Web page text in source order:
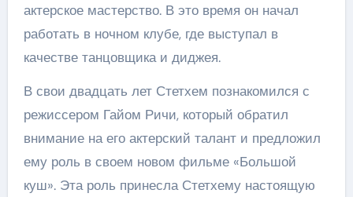
актерское мастерство. В это время он начал
работать в ночном клубе, где выступал в
качестве танцовщика и диджея.
В свои двадцать лет Стетхем познакомился с
режиссером Гайом Ричи, который обратил
внимание на его актерский талант и предложил
ему роль в своем новом фильме «Большой
куш». Эта роль принесла Стетхему настоящую